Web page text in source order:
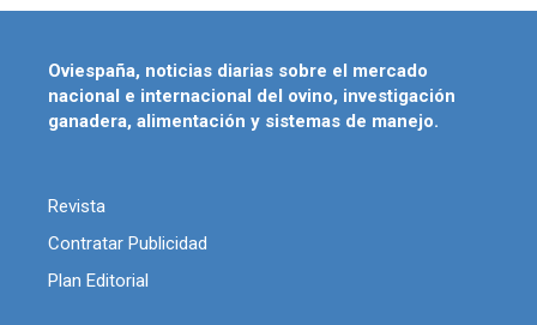
Oviespaña, noticias diarias sobre el mercado
nacional e internacional del ovino, investigación
ganadera, alimentación y sistemas de manejo.
Revista
Contratar Publicidad
Plan Editorial